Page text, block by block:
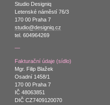
Studio Designiq
Letenské náměstí 76/3
170 00 Praha 7
studio@designiq.cz
tel. 604964269
—
Fakturační údaje (sídlo)
Mgr. Filip Blažek
Osadní 1458/1
170 00 Praha 7
IČ 48063851
DIČ CZ7409120070